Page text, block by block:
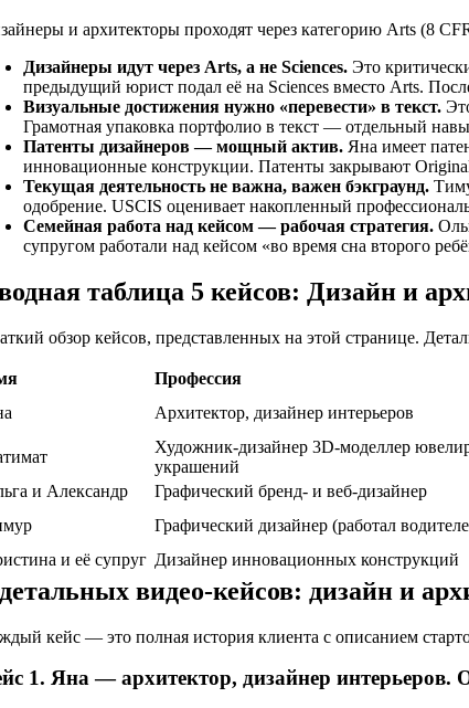
и архитекторы проходят через категорию Arts (8
Дизайнеры идут через Arts, а не Sciences. Это
предыдущий юрист подал её на Sciences вместо Arts.
Визуальные достижения нужно «перевести» в текст.
Грамотная упаковка портфолио в текст — отдельный
Патенты дизайнеров — мощный актив. Яна имеет
инновационные конструкции. Патенты закрывают
Текущая деятельность не важна, важен бэкграунд.
одобрение. USCIS оценивает накопленный
Семейная работа над кейсом — рабочая стратегия.
супругом работали над кейсом «во время сна второго
таблица 5 кейсов: Дизайн и
обзор кейсов, представленных на этой странице.
Профессия
Архитектор, дизайнер интерьеров
Художник-дизайнер 3D-моделлер
украшений
и Александр
Графический бренд- и веб-дизайнер
Графический дизайнер (работал
и её супруг Дизайнер инновационных конструкций
видео-кейсов: дизайн и
кейс — это полная история клиента с описанием
1. Яна — архитектор, дизайнер интерьеров.